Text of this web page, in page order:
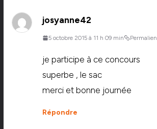
josyanne42
5 octobre 2015 à 11 h 09 min Permalien
je participe à ce concours
superbe , le sac
merci et bonne journée
Répondre